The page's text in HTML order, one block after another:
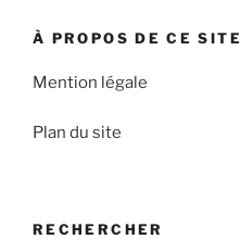
À PROPOS DE CE SITE
Mention légale
Plan du site
RECHERCHER